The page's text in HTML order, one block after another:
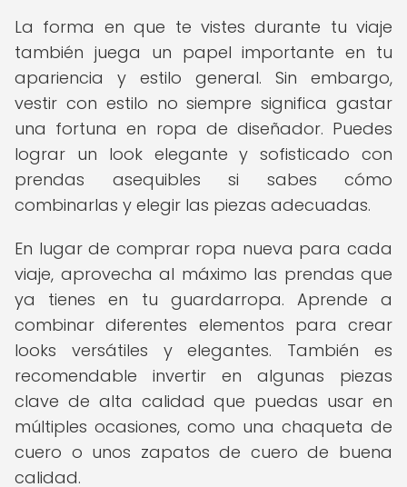
La forma en que te vistes durante tu viaje
también juega un papel importante en tu
apariencia y estilo general. Sin embargo,
vestir con estilo no siempre significa gastar
una fortuna en ropa de diseñador. Puedes
lograr un look elegante y sofisticado con
prendas asequibles si sabes cómo
combinarlas y elegir las piezas adecuadas.
En lugar de comprar ropa nueva para cada
viaje, aprovecha al máximo las prendas que
ya tienes en tu guardarropa. Aprende a
combinar diferentes elementos para crear
looks versátiles y elegantes. También es
recomendable invertir en algunas piezas
clave de alta calidad que puedas usar en
múltiples ocasiones, como una chaqueta de
cuero o unos zapatos de cuero de buena
calidad.